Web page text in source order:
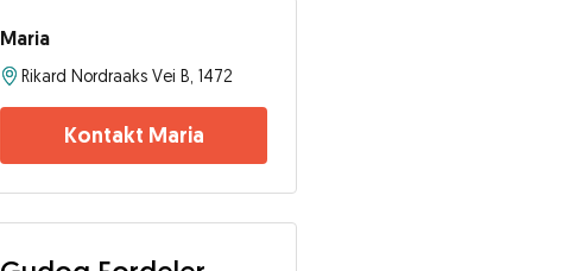
Maria
Rikard Nordraaks Vei B, 1472
Kontakt Maria